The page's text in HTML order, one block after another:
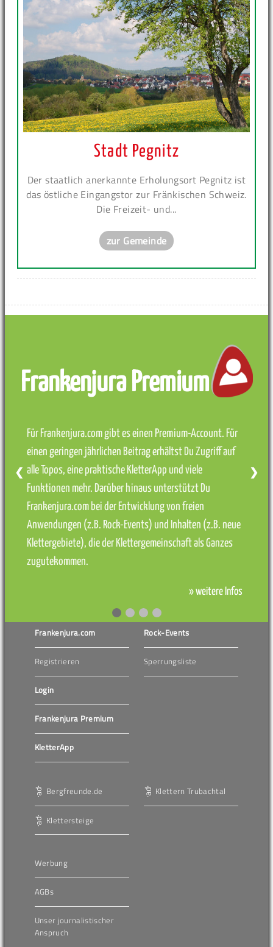
Stadt Pegnitz
Der staatlich anerkannte Erholungsort Pegnitz ist
das östliche Eingangstor zur Fränkischen Schweiz.
Die Freizeit- und...
zur Gemeinde
Frankenjura Premium
Für Frankenjura.com gibt es einen Premium-Account. Für
einen geringen jährlichen Beitrag erhältst Du Zugriff auf
alle Topos, eine praktische KletterApp und viele
Funktionen mehr. Darüber hinaus unterstützt Du
Frankenjura.com bei der Entwicklung von freien
Anwendungen (z.B. Rock-Events) und Inhalten (z.B. neue
Klettergebiete), die der Klettergemeinschaft als Ganzes
zugutekommen.
» weitere Infos
❮ ❯
Frankenjura.com
Registrieren
Login
Frankenjura Premium
KletterApp
Rock-Events
Sperrungsliste
Bergfreunde.de
Klettersteige
Klettern Trubachtal
Werbung
AGBs
Unser journalistischer
Anspruch